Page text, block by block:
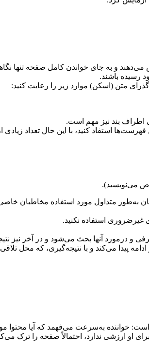
می‌دهند و به ‌جای خواندن کامل صفحه تنها
رسیده باشند.
متن (اسکن) موارد زیر را رعایت کنید:
استفاد کنید، با این حال تعداد زیادی از
می‌نویسید).
به‌طور متداول مورد استفاده مخاطبان
غیرضروری استفاده نکنید.
و درمورد آنها بحث می‌شود و در آخر نیز
پیدا می‌کند و با نتیجه‌گیری، که محل
خواننده به‌سرعت می‌فهمد که آیا محتوا
او ارزشی ندارد، احتمالاً صفحه را ترک